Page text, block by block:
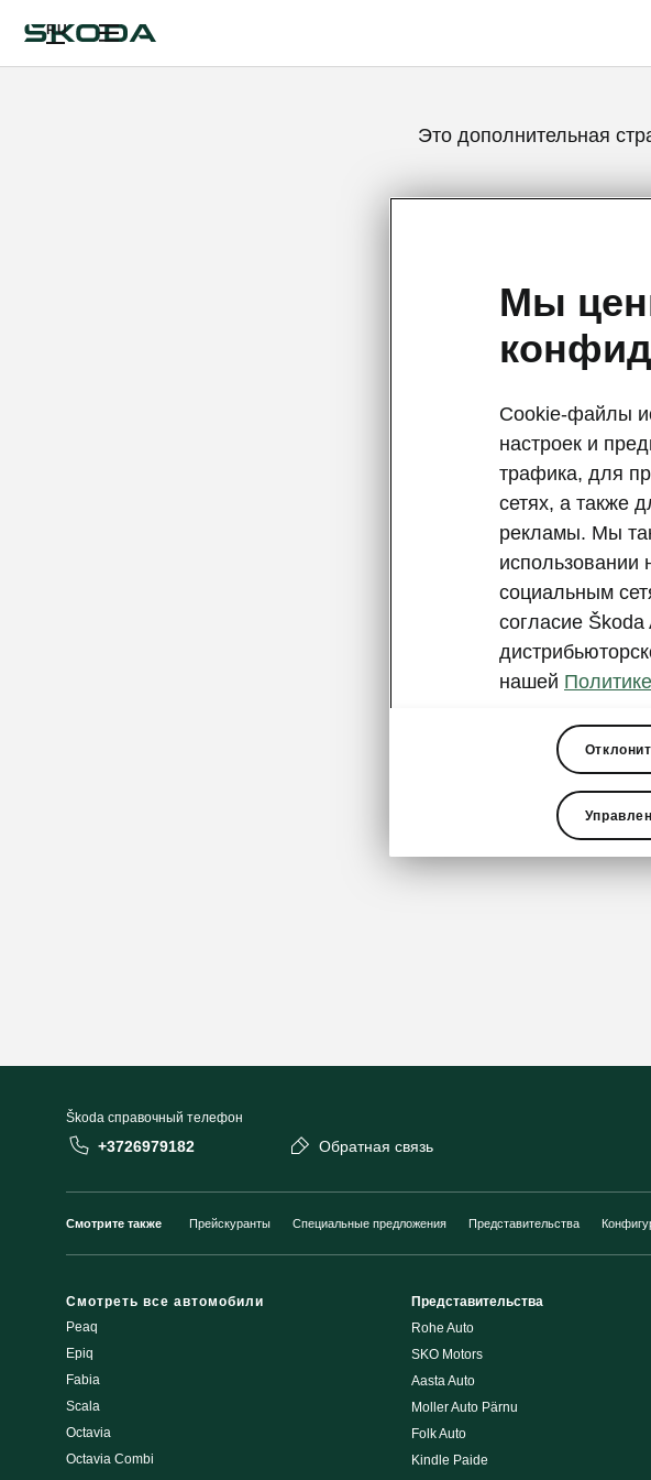
RU
Это дополнительная
Škoda cправочный телефон
+3726979182 Обратная связь
Смотрите также Прейскуранты Специальные предложения Представительства
Смотреть все автомобили
Peaq
Epiq
Fabia
Scala
Octavia
Octavia Combi
Представительства
Rohe Auto
SKO Motors
Aasta Auto
Moller Auto Pärnu
Folk Auto
Kindle Paide
Мы
Cookie-файлы
настроек и
трафика, для
сетях, а также
рекламы. Мы
использовании
социальным
согласие
нашей